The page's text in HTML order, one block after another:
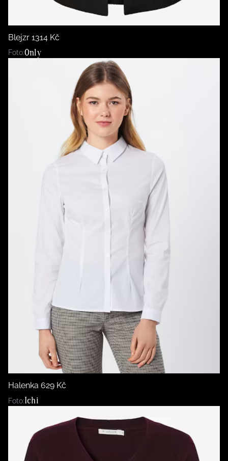
Blejzr 1314 Kč
Foto:Only
Halenka 629 Kč
Foto:Ichi